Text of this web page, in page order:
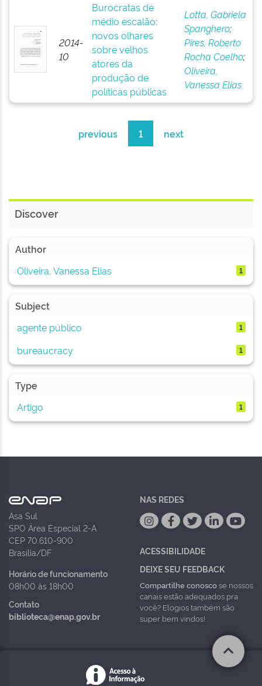
2014-
10
Burocratas de
médio escalão:
novos olhares
sobre velhos
atores da
produção de
políticas públicas
Lotta, Gabriela
Spanghero;
Pires, Roberto
Rocha Coelho;
Oliveira,
Vanessa Elias
previous 1 next
Discover
Author
Oliveira, Vanessa Elias
1
Subject
agente público
1
bureaucracy 1
Type
Artigo
1
Asa Sul
SPO Área Especial 2-A
CEP 70.610-900
Brasília/DF
Horário de funcionamento
08h00 às 18h00
Contato
biblioteca@enap.gov.br
NAS REDES
ACESSIBILIDADE
DEIXE SEU FEEDBACK
Compartilhe conoscose nossos
canais estão adequados pra
você? Elogios também são
super bem vindos!